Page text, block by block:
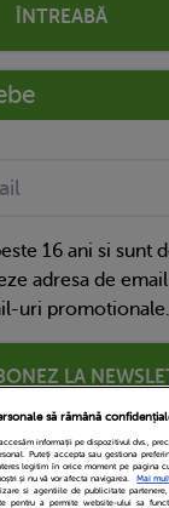
ÎNTREABĂ
16 ani si sunt
adresa de
uri promotionale.
LA
să rămână
informații pe dispozitivul dvs.,
Puteți accepta sau gestiona
legitim în orice moment pe pagina
și nu vă vor afecta navigarea.
Mai
si agentiile de publicitate
pentru a permite website-ului sa